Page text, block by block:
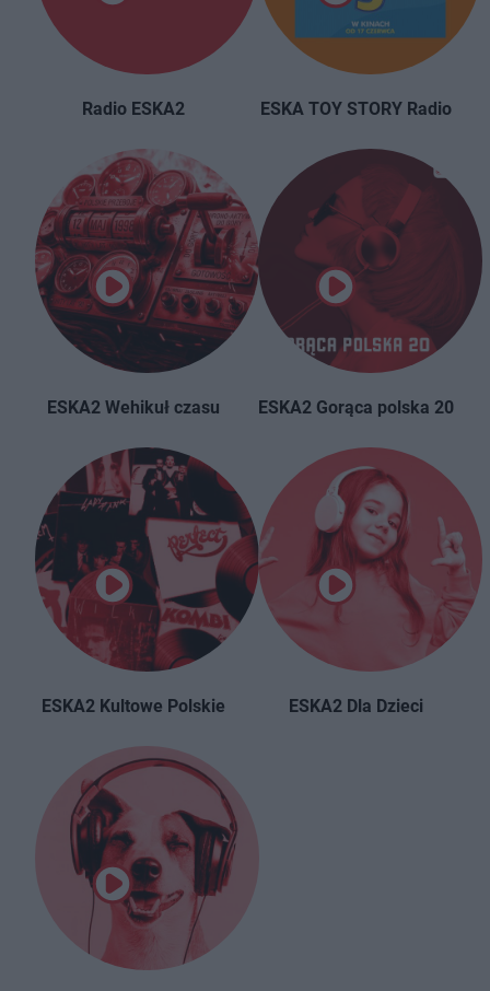
Radio ESKA2 ESKA TOY STORY Radio
ESKA2 Wehikuł czasu ESKA2 Gorąca polska 20
ESKA2 Kultowe Polskie ESKA2 Dla Dzieci